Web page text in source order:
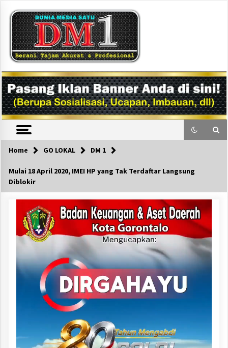
content
DM1
Home GO LOKAL DM 1
Mulai 18 April 2020, IMEI HP yang Tak Terdaftar Langsung
Diblokir